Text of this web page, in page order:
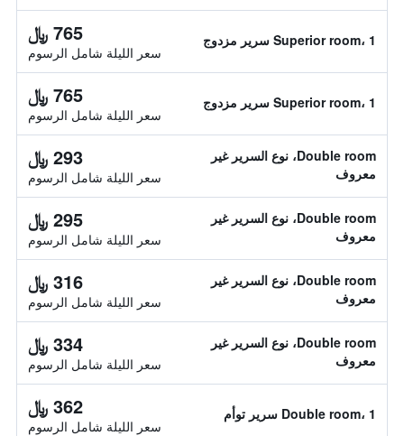
Superior room، 1 سرير مزدوج 765 ﷼
سعر الليلة شامل الرسوم
Superior room، 1 سرير مزدوج 765 ﷼
سعر الليلة شامل الرسوم
Double room، نوع السرير غير
معروف
293 ﷼
سعر الليلة شامل الرسوم
Double room، نوع السرير غير
معروف
295 ﷼
سعر الليلة شامل الرسوم
Double room، نوع السرير غير
معروف
316 ﷼
سعر الليلة شامل الرسوم
Double room، نوع السرير غير
معروف
334 ﷼
سعر الليلة شامل الرسوم
Double room، 1 سرير توأم 362 ﷼
سعر الليلة شامل الرسوم